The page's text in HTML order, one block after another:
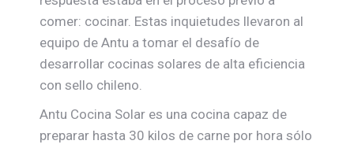
comer: cocinar. Estas inquietudes llevaron al
equipo de Antu a tomar el desafío de
desarrollar cocinas solares de alta eficiencia
con sello chileno.
Antu Cocina Solar es una cocina capaz de
preparar hasta 30 kilos de carne por hora sólo